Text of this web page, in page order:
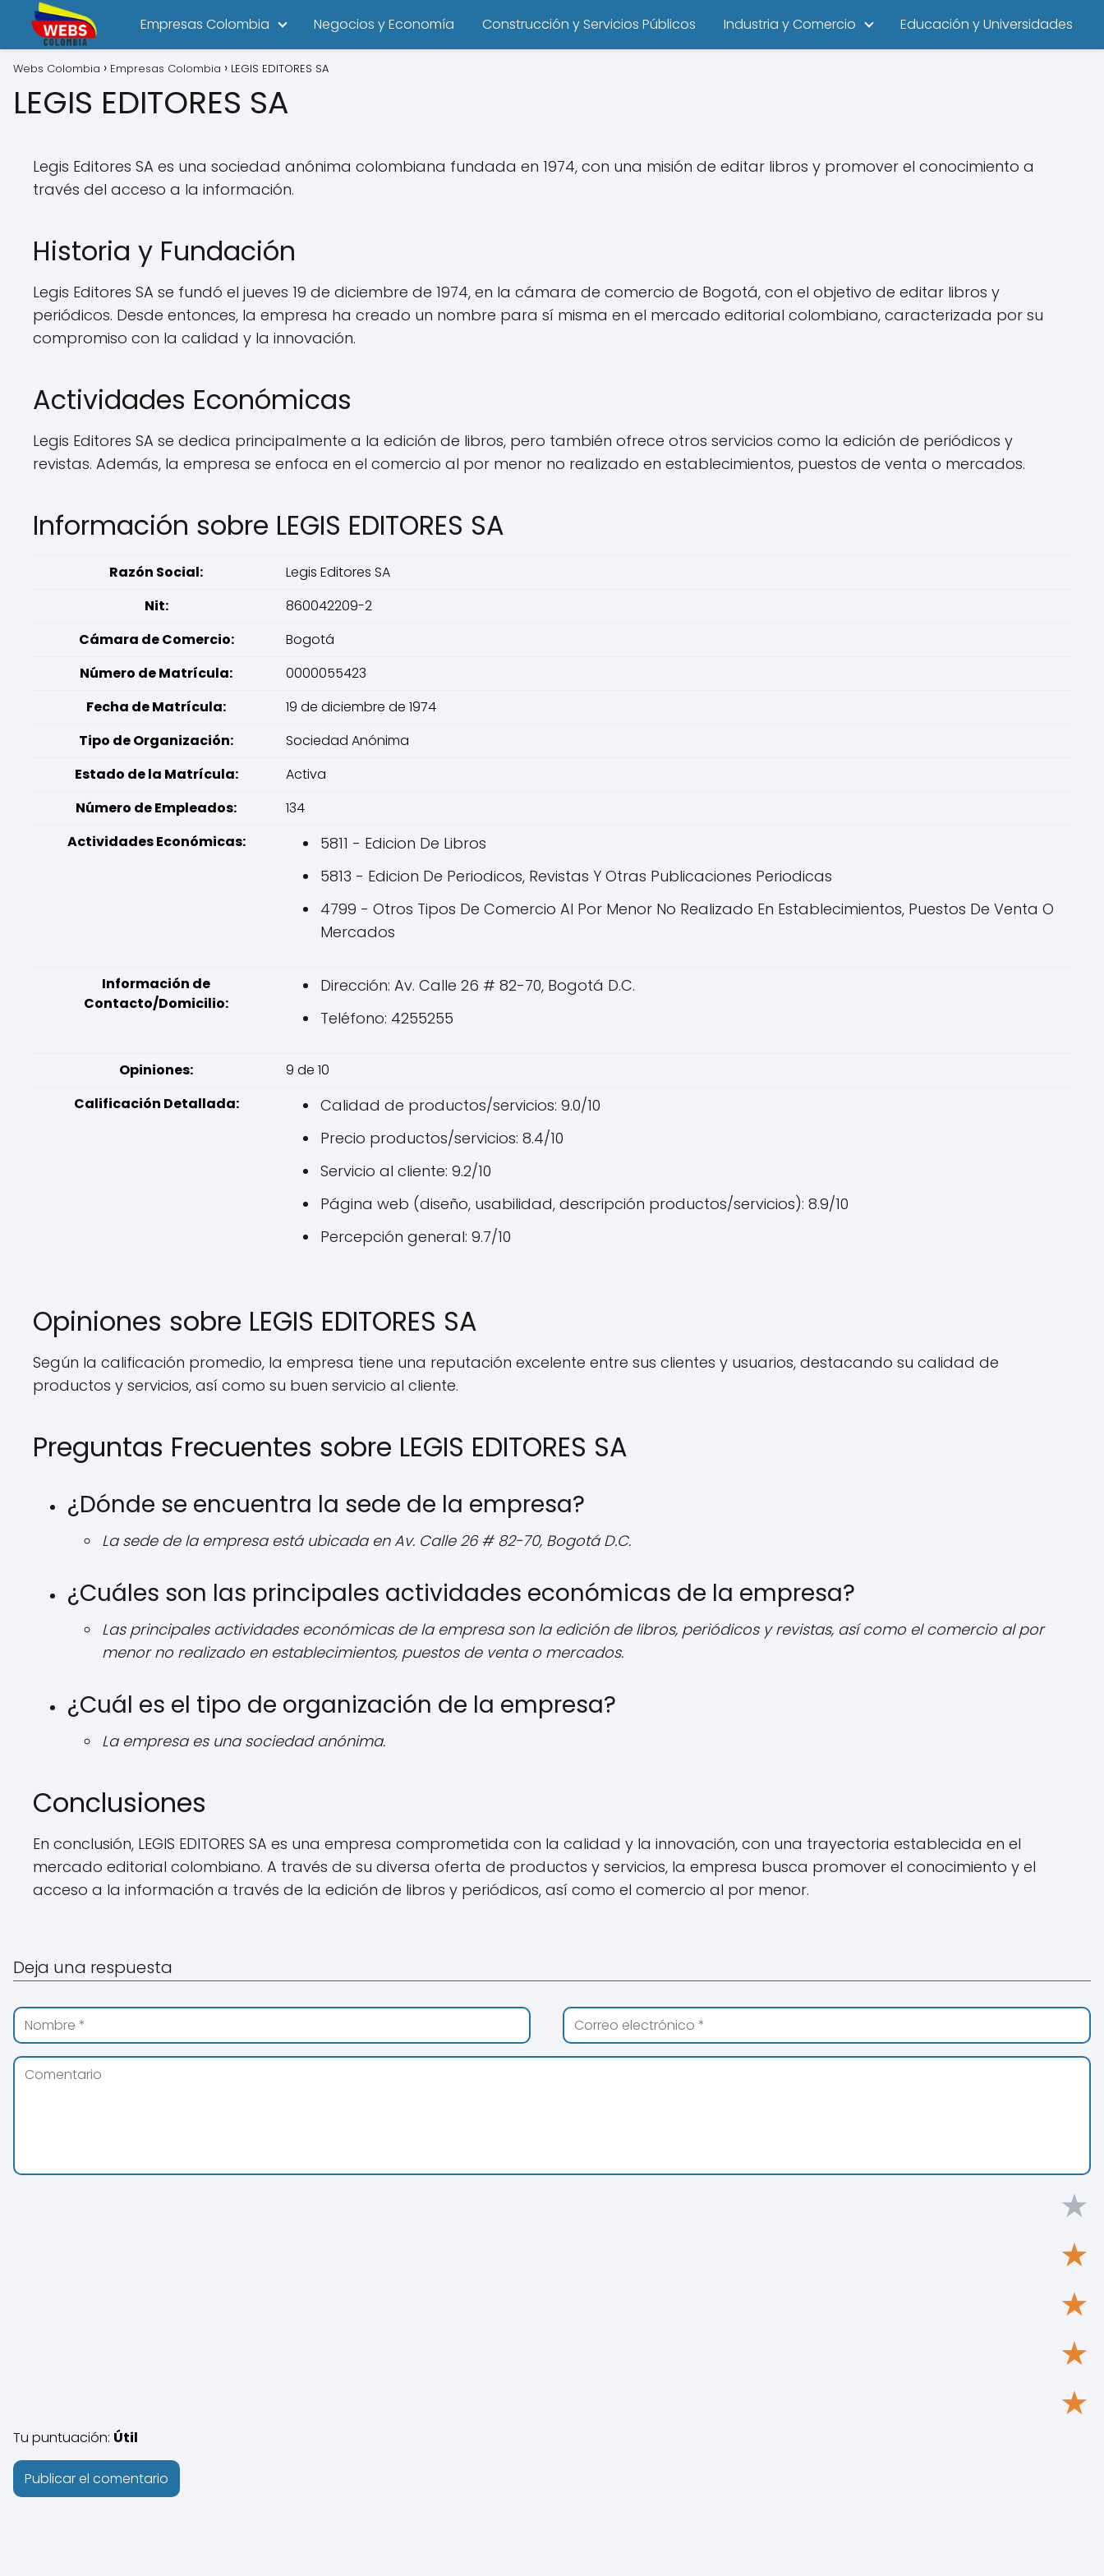
Empresas Colombia Negocios y Economía Construcción y Servicios Públicos Industria y Comercio Educación y Universidades
Webs Colombia Empresas Colombia LEGIS EDITORES SA
LEGIS EDITORES SA
Legis Editores SA es una sociedad anónima colombiana fundada en 1974, con una misión de editar libros y promover el conocimiento a
través del acceso a la información.
Historia y Fundación
Legis Editores SA se fundó el jueves 19 de diciembre de 1974, en la cámara de comercio de Bogotá, con el objetivo de editar libros y
periódicos. Desde entonces, la empresa ha creado un nombre para sí misma en el mercado editorial colombiano, caracterizada por su
compromiso con la calidad y la innovación.
Actividades Económicas
Legis Editores SA se dedica principalmente a la edición de libros, pero también ofrece otros servicios como la edición de periódicos y
revistas. Además, la empresa se enfoca en el comercio al por menor no realizado en establecimientos, puestos de venta o mercados.
Información sobre LEGIS EDITORES SA
Razón Social:
Legis Editores SA
Nit:
860042209-2
Cámara de Comercio:
Bogotá
Número de Matrícula:
0000055423
Fecha de Matrícula:
19 de diciembre de 1974
Tipo de Organización:
Sociedad Anónima
Estado de la Matrícula:
Activa
Número de Empleados:
134
Actividades Económicas:
5811 - Edicion De Libros
5813 - Edicion De Periodicos, Revistas Y Otras Publicaciones Periodicas
4799 - Otros Tipos De Comercio Al Por Menor No Realizado En Establecimientos, Puestos De Venta O
Mercados
Información de
Contacto/Domicilio:
Dirección: Av. Calle 26 # 82-70, Bogotá D.C.
Teléfono: 4255255
Opiniones:
9 de 10
Calificación Detallada:
Calidad de productos/servicios: 9.0/10
Precio productos/servicios: 8.4/10
Servicio al cliente: 9.2/10
Página web (diseño, usabilidad, descripción productos/servicios): 8.9/10
Percepción general: 9.7/10
Opiniones sobre LEGIS EDITORES SA
Según la calificación promedio, la empresa tiene una reputación excelente entre sus clientes y usuarios, destacando su calidad de
productos y servicios, así como su buen servicio al cliente.
Preguntas Frecuentes sobre LEGIS EDITORES SA
¿Dónde se encuentra la sede de la empresa?
La sede de la empresa está ubicada en Av. Calle 26 # 82-70, Bogotá D.C.
¿Cuáles son las principales actividades económicas de la empresa?
Las principales actividades económicas de la empresa son la edición de libros, periódicos y revistas, así como el comercio al por
menor no realizado en establecimientos, puestos de venta o mercados.
¿Cuál es el tipo de organización de la empresa?
La empresa es una sociedad anónima.
Conclusiones
En conclusión, LEGIS EDITORES SA es una empresa comprometida con la calidad y la innovación, con una trayectoria establecida en el
mercado editorial colombiano. A través de su diversa oferta de productos y servicios, la empresa busca promover el conocimiento y el
acceso a la información a través de la edición de libros y periódicos, así como el comercio al por menor.
Deja una respuesta
★
★
★
★
★
Tu puntuación: Útil